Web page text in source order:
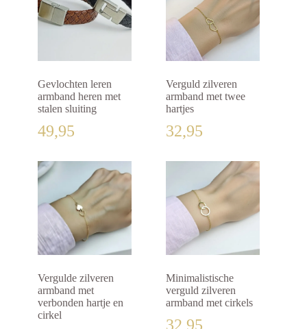
Gevlochten leren
armband heren met
stalen sluiting
49,95
Verguld zilveren
armband met twee
hartjes
32,95
Vergulde zilveren
armband met
verbonden hartje en
cirkel
Minimalistische
verguld zilveren
armband met cirkels
32,95